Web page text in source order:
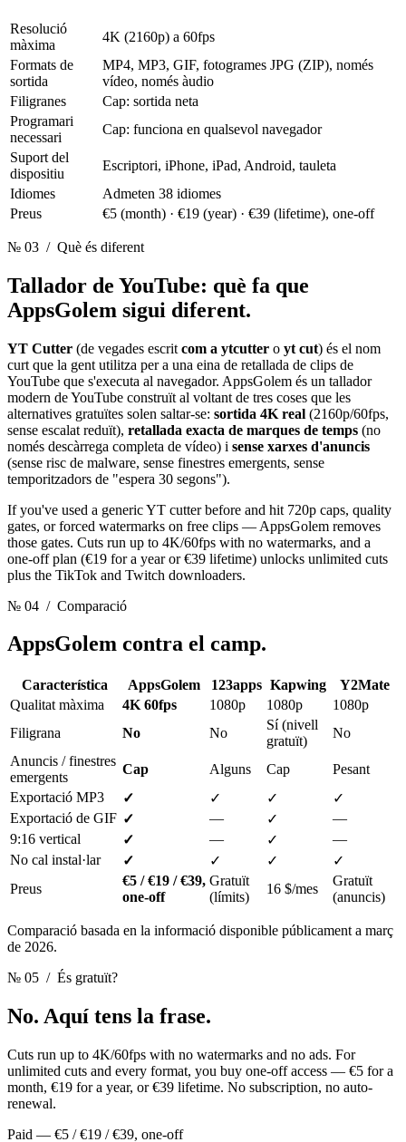
Resolució
màxima
4K (2160p) a 60fps
Formats de
sortida
MP4, MP3, GIF, fotogrames JPG (ZIP), només
vídeo, només àudio
Filigranes
Cap: sortida neta
Programari
necessari
Cap: funciona en qualsevol navegador
Suport del
dispositiu
Escriptori, iPhone, iPad, Android, tauleta
Idiomes
Admeten 38 idiomes
Preus
€5 (month) · €19 (year) · €39 (lifetime), one-off
№ 03 / Què és diferent
Tallador de YouTube: què fa que
AppsGolem sigui diferent.
YT Cutter (de vegades escrit com a ytcutter o yt cut) és el nom
curt que la gent utilitza per a una eina de retallada de clips de
YouTube que s'executa al navegador. AppsGolem és un tallador
modern de YouTube construït al voltant de tres coses que les
alternatives gratuïtes solen saltar-se: sortida 4K real (2160p/60fps,
sense escalat reduït), retallada exacta de marques de temps (no
només descàrrega completa de vídeo) i sense xarxes d'anuncis
(sense risc de malware, sense finestres emergents, sense
temporitzadors de "espera 30 segons").
If you've used a generic YT cutter before and hit 720p caps, quality
gates, or forced watermarks on free clips — AppsGolem removes
those gates. Cuts run up to 4K/60fps with no watermarks, and a
one-off plan (€19 for a year or €39 lifetime) unlocks unlimited cuts
plus the TikTok and Twitch downloaders.
№ 04 / Comparació
AppsGolem contra el camp.
Característica AppsGolem 123apps Kapwing
Y2Mate
Qualitat màxima
4K 60fps 1080p 1080p
1080p
Filigrana
No No
Sí (nivell
gratuït)
No
Anuncis / finestres
emergents
Cap Alguns Cap
Pesant
Exportació MP3
✓ ✓ ✓
✓
Exportació de GIF ✓ — ✓
—
9:16 vertical
✓ — ✓
—
No cal instal·lar
✓ ✓ ✓
✓
Preus
€5 / €19 / €39,
one-off
Gratuït
(límits)
16 $/mes
Gratuït
(anuncis)
Comparació basada en la informació disponible públicament a març
de 2026.
№ 05 / És gratuït?
No. Aquí tens la frase.
Cuts run up to 4K/60fps with no watermarks and no ads. For
unlimited cuts and every format, you buy one-off access — €5 for a
month, €19 for a year, or €39 lifetime. No subscription, no auto-
renewal.
Paid — €5 / €19 / €39, one-off